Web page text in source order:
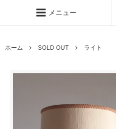
メニュー
ホーム SOLD OUT ライト